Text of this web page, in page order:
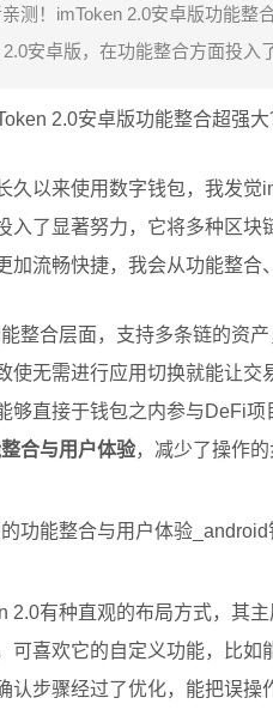
测！imToken 2.0安卓版功能
安卓版，在功能整合方面投
2.0安卓版功能整合超强大
久以来使用数字钱包，我发
入了显著努力，它将多种区
加流畅快捷，我会从功能整合
整合层面，支持多条链的资
使无需进行应用切换就能让
够直接于钱包之内参与DeFi
合与用户体验，减少了操作的
2.0有种直观的布局方式，其
可喜欢它的自定义功能，比
认步骤经过了优化，能把误